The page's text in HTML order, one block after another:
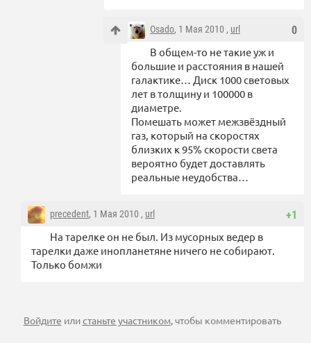
0
Osado, 1 Мая 2010 , url
В общем-то не такие уж и
большие и расстояния в нашей
галактике… Диск 1000 световых
лет в толщину и 100000 в
диаметре.
Помешать может межзвёздный
газ, который на скоростях
близких к 95% скорости света
вероятно будет доставлять
реальные неудобства…
+1
precedent, 1 Мая 2010 , url
На тарелке он не был. Из мусорных ведер в
тарелки даже инопланетяне ничего не собирают.
Только бомжи
Войдите илистаньте участником, чтобы комментировать